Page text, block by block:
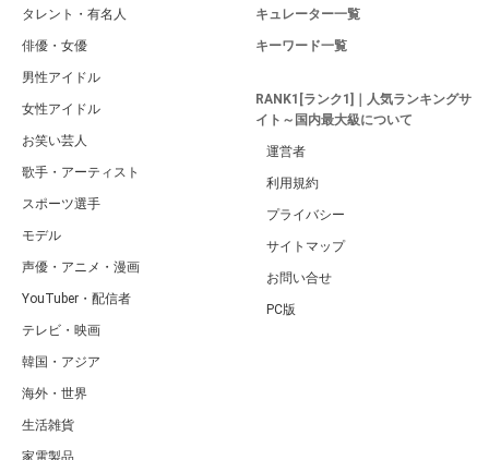
タレント・有名人
俳優・女優
男性アイドル
女性アイドル
お笑い芸人
歌手・アーティスト
スポーツ選手
モデル
声優・アニメ・漫画
YouTuber・配信者
テレビ・映画
韓国・アジア
海外・世界
生活雑貨
キュレーター一覧
キーワード一覧
RANK1[ランク1]｜人気ランキングサ
イト～国内最大級について
運営者
利用規約
プライバシー
サイトマップ
お問い合せ
PC版